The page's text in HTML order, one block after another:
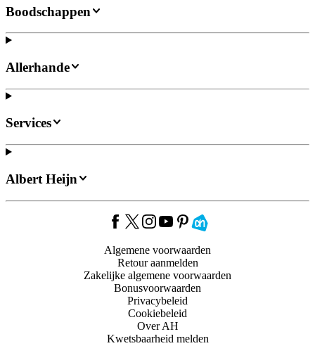
Boodschappen
Allerhande
Services
Albert Heijn
Algemene voorwaarden
Retour aanmelden
Zakelijke algemene voorwaarden
Bonusvoorwaarden
Privacybeleid
Cookiebeleid
Over AH
Kwetsbaarheid melden